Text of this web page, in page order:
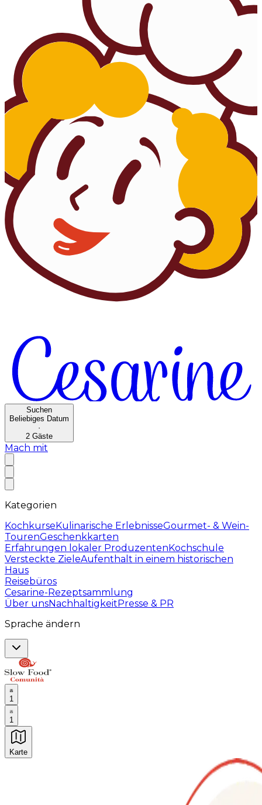
Suchen
Beliebiges Datum
·
2 Gäste
Mach mit
Kategorien
KochkurseKulinarische ErlebnisseGourmet- & Wein-
TourenGeschenkkarten
Erfahrungen lokaler ProduzentenKochschule
Versteckte ZieleAufenthalt in einem historischen
Haus
Reisebüros
Cesarine-Rezeptsammlung
Über unsNachhaltigkeitPresse & PR
Sprache ändern
1
1
Karte
Unvergessliche kulinarische Erlebnisse: